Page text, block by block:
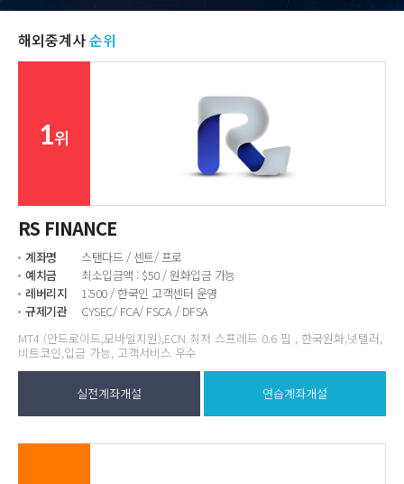
해외중계사순위
1위
RS FINANCE
계좌명
스탠다드 / 센트/ 프로
예치금
최소입금액 : $50 / 원화입금 가능
레버리지
1:500 / 한국인 고객센터 운영
규제기관
CYSEC/ FCA/ FSCA / DFSA
MT4 (안드로이드,모바일지원),ECN 최저 스프레드 0.6 핍 , 한국원화,넷텔러,
비트코인,입금 가능, 고객서비스 우수
실전계좌개설 연습계좌개설